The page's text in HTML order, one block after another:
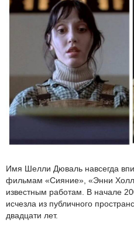
Имя Шелли Дюваль навсегда
фильмам «Сияние», «Энни
известным работам. В начале
исчезла из публичного
двадцати лет.